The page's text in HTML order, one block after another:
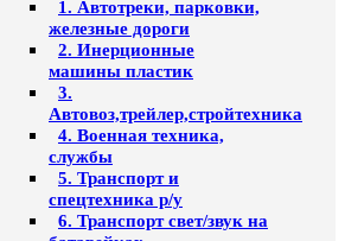
1. Автотреки, парковки,
железные дороги
2. Инерционные
машины пластик
3.
Автовоз,трейлер,стройтехника
4. Военная техника,
службы
5. Транспорт и
спецтехника р/у
6. Транспорт свет/звук на